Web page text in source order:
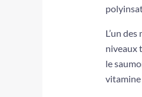
L’un
niveaux
le
vitamine